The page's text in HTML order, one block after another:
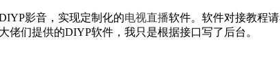
影音，实现定制化的电视直播软件。软件对接教程
们提供的DIYP软件，我只是根据接口写了后台。